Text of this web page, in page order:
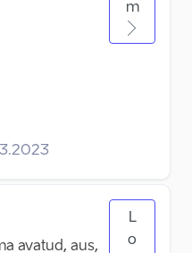
m
avatud, aus,
L
o